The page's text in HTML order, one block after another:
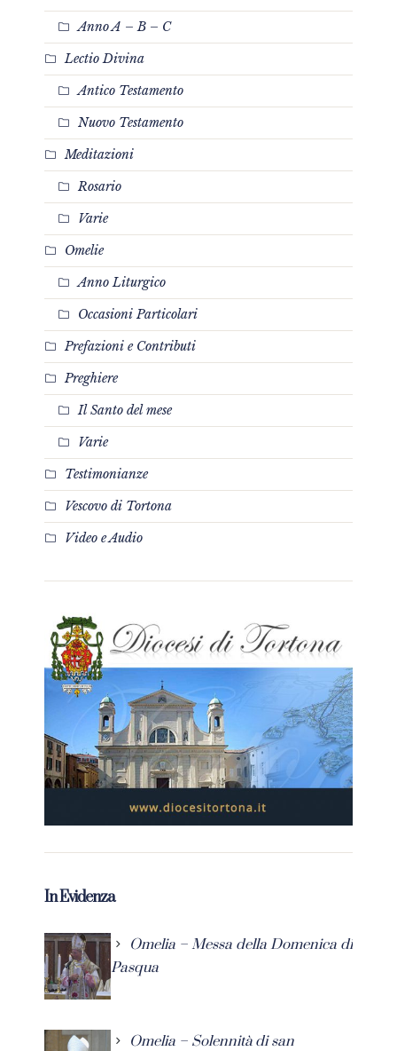
Anno A – B – C
Lectio Divina
Antico Testamento
Nuovo Testamento
Meditazioni
Rosario
Varie
Omelie
Anno Liturgico
Occasioni Particolari
Prefazioni e Contributi
Preghiere
Il Santo del mese
Varie
Testimonianze
Vescovo di Tortona
Video e Audio
In Evidenza
Omelia – Messa della Domenica di
Pasqua
Omelia – Solennità di san